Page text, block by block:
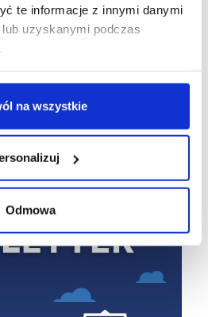
te informacje z innymi danymi
uzyskanymi podczas
na wszystkie
Odmowa